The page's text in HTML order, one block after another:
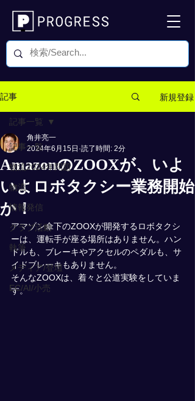
記事 新規登録
記事一覧
物流2024年問題
物流
情報発信
クラブ活動
執筆
メディア/登壇
EC/AI/小売
記事一覧
AmazonのZOOXが、いよ
いよロボタクシー業務開始
か！
角井亮一
2024年6月15日 読了時間: 2分
アマゾン傘下のZOOXが開発するロボタクシ
ーは、運転手が座る場所はありません。ハン
ドルも、ブレーキやアクセルのペダルも、サ
イドブレーキもありません。
そんなZOOXは、着々と公道実験をしていま
す。